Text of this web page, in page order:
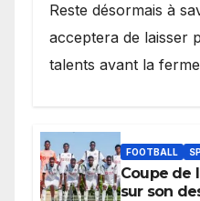
Reste désormais à
acceptera de laisser
talents avant la
FOOTBALL
Coupe de
sur son